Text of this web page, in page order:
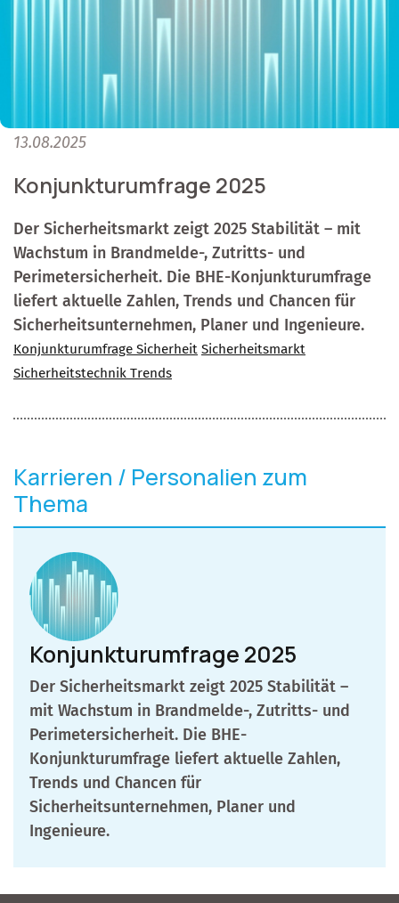
13.08.2025
Konjunkturumfrage 2025
Der Sicherheitsmarkt zeigt 2025 Stabilität – mit
Wachstum in Brandmelde-, Zutritts- und
Perimetersicherheit. Die BHE-Konjunkturumfrage
liefert aktuelle Zahlen, Trends und Chancen für
Sicherheitsunternehmen, Planer und Ingenieure.
Konjunkturumfrage Sicherheit Sicherheitsmarkt
Sicherheitstechnik Trends
Karrieren / Personalien zum
Thema
Konjunkturumfrage 2025
Der Sicherheitsmarkt zeigt 2025 Stabilität –
mit Wachstum in Brandmelde-, Zutritts- und
Perimetersicherheit. Die BHE-
Konjunkturumfrage liefert aktuelle Zahlen,
Trends und Chancen für
Sicherheitsunternehmen, Planer und
Ingenieure.